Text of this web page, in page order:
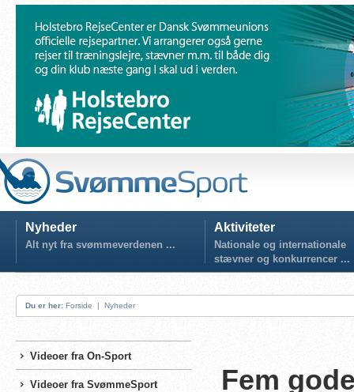
Nyheder
Alt nyt fra svømmeverdenen ...
Aktiviteter
Nationale og internationale
stævner og konkurrencer ...
Du er her: Forside | Nyheder
Videoer fra On-Sport
Videoer fra SvømmeSport Fem